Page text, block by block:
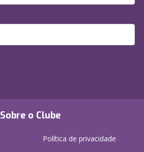
Sobre o Clube
Política de privacidade